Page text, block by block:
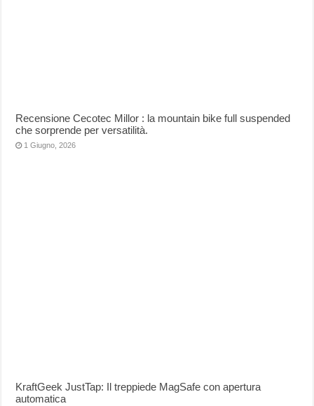
Recensione Cecotec Millor : la mountain bike full suspended
che sorprende per versatilità.
1 Giugno, 2026
KraftGeek JustTap: Il treppiede MagSafe con apertura
automatica